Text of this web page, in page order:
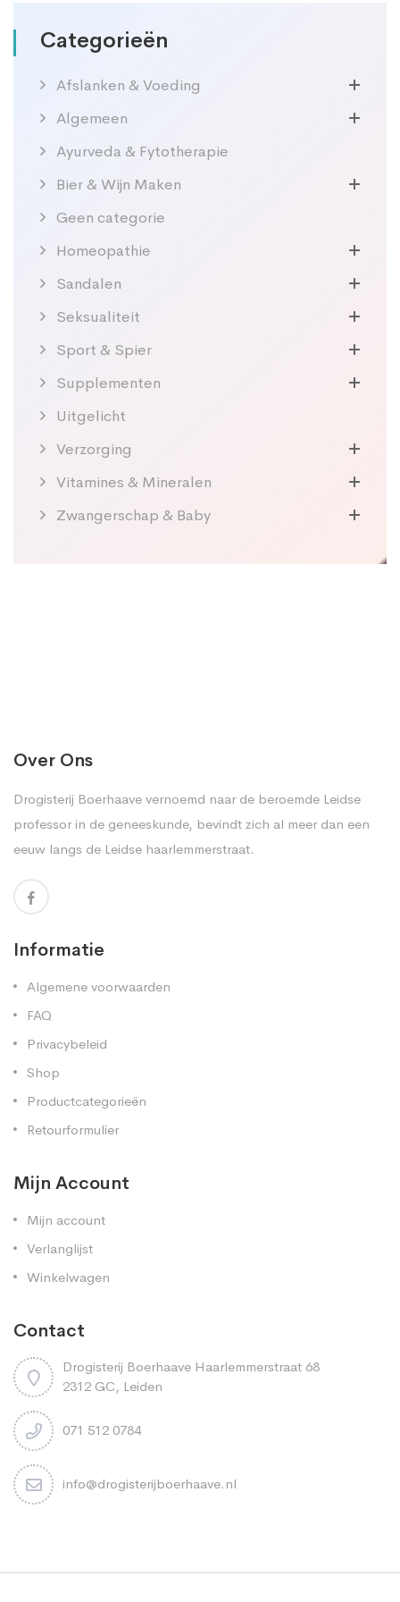
Categorieën
Afslanken & Voeding
Algemeen
Ayurveda & Fytotherapie
Bier & Wijn Maken
Geen categorie
Homeopathie
Sandalen
Seksualiteit
Sport & Spier
Supplementen
Uitgelicht
Verzorging
Vitamines & Mineralen
Zwangerschap & Baby
Over Ons
Drogisterij Boerhaave vernoemd naar de beroemde Leidse
professor in de geneeskunde, bevindt zich al meer dan een
eeuw langs de Leidse haarlemmerstraat.
Informatie
Algemene voorwaarden
FAQ
Privacybeleid
Shop
Productcategorieën
Retourformulier
Mijn Account
Mijn account
Verlanglijst
Winkelwagen
Contact
Drogisterij Boerhaave Haarlemmerstraat 68
2312 GC, Leiden
071 512 0784
info@drogisterijboerhaave.nl